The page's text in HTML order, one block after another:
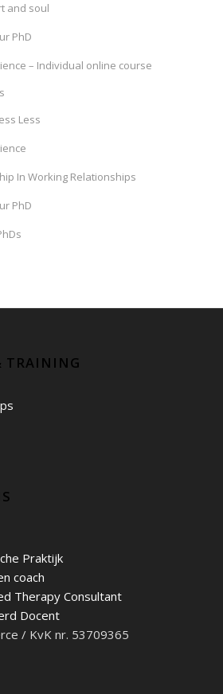
and soul
PhD
– Individual online course
Less
In Working Relationships
PhD
TRAINING
Praktijk
coach
Therapy Consultant
Docent
/ KvK nr. 53709365